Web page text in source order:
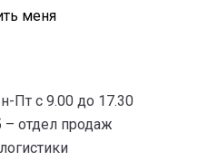
меня
Пт с 9.00 до 17.30
– отдел продаж